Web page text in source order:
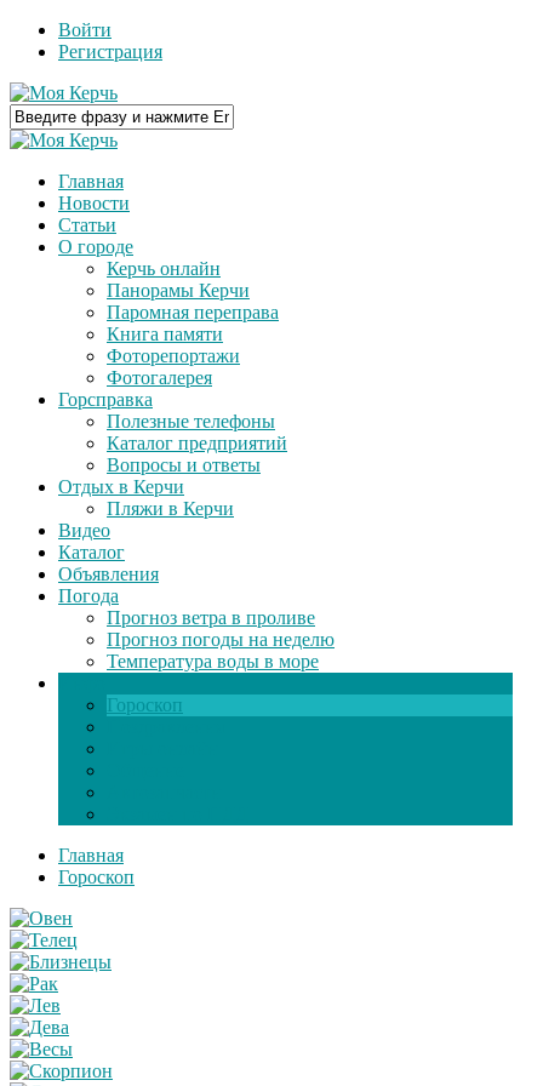
Войти
Регистрация
Главная
Новости
Статьи
О городе
Керчь онлайн
Панорамы Керчи
Паромная переправа
Книга памяти
Фоторепортажи
Фотогалерея
Горсправка
Полезные телефоны
Каталог предприятий
Вопросы и ответы
Отдых в Керчи
Пляжи в Керчи
Видео
Каталог
Объявления
Погода
Прогноз ветра в проливе
Прогноз погоды на неделю
Температура воды в море
Гороскоп
Главная
Гороскоп